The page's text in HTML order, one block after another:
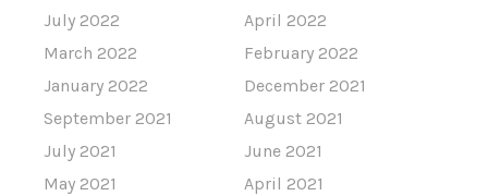
July 2022
April 2022
March 2022
February 2022
January 2022
December 2021
September 2021
August 2021
July 2021
June 2021
May 2021
April 2021